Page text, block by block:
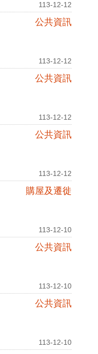
113-12-12
公共資訊
113-12-12
公共資訊
113-12-12
公共資訊
113-12-12
購屋及遷徙
113-12-10
公共資訊
113-12-10
公共資訊
113-12-10